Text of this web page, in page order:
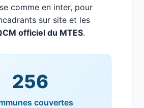
comme en inter, pour
sur site et les
officiel du MTES.
256
couvertes